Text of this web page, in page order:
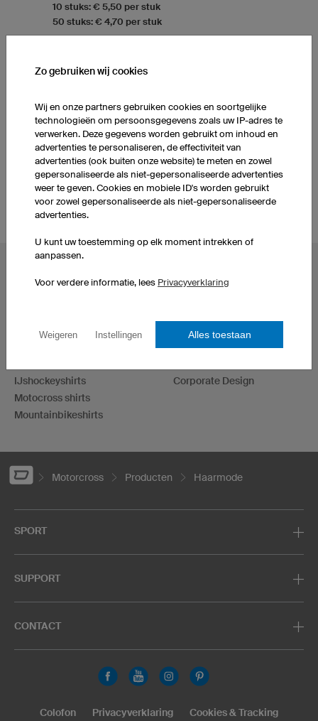
10 stuks: € 5,50 per stuk
50 stuks: € 4,70 per stuk
MEER PRODUCTEN UIT ONS ASSORTIMENT
Shirts
Basketbalshirts
IJshockeyshirts
Motocross shirts
Mountainbikeshirts
T-Shirts bedrukken
Ontwerp je eigen hoodies
Corporate Design
Motorcross Producten Haarmode
SPORT
SUPPORT
CONTACT
Colofon Privacyverklaring Cookies & Tracking
Zo gebruiken wij cookies
Wij en onze partners gebruiken cookies en soortgelijke
technologieën om persoonsgegevens zoals uw IP-adres te
verwerken. Deze gegevens worden gebruikt om inhoud en
advertenties te personaliseren, de effectiviteit van
advertenties (ook buiten onze website) te meten en zowel
gepersonaliseerde als niet-gepersonaliseerde advertenties
weer te geven. Cookies en mobiele ID's worden gebruikt
voor zowel gepersonaliseerde als niet-gepersonaliseerde
advertenties.
U kunt uw toestemming op elk moment intrekken of
aanpassen.
Voor verdere informatie, lees Privacyverklaring
Weigeren Instellingen Alles toestaan